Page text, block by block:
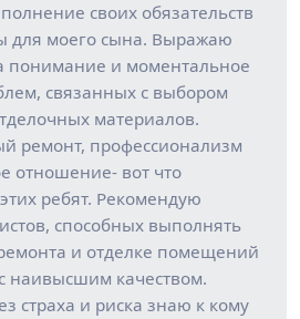
своих обязательств
для моего сына. Выражаю
понимание и моментальное
связанных с выбором
материалов.
ремонт, профессионализм
отношение- вот что
ребят. Рекомендую
способных выполнять
и отделке помещений
наивысшим качеством.
страха и риска знаю к кому